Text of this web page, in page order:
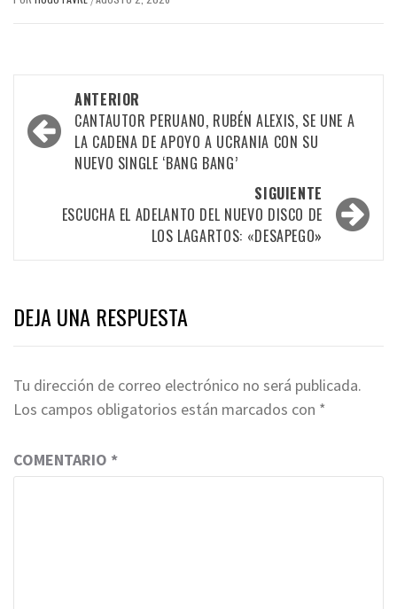
Navegación
por
las
ANTERIOR
CANTAUTOR PERUANO, RUBÉN ALEXIS, SE UNE A
LA CADENA DE APOYO A UCRANIA CON SU
NUEVO SINGLE ‘BANG BANG’
SIGUIENTE
ESCUCHA EL ADELANTO DEL NUEVO DISCO DE
LOS LAGARTOS: «DESAPEGO»
DEJA UNA RESPUESTA
Tu dirección de correo electrónico no será publicada.
Los campos obligatorios están marcados con *
COMENTARIO *